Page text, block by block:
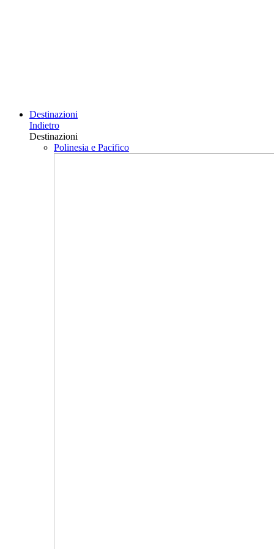
Destinazioni
Indietro
Destinazioni
Polinesia e Pacifico